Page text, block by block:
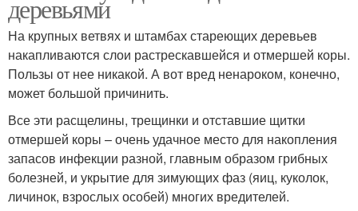
деревьями
На крупных ветвях и штамбах стареющих деревьев
накапливаются слои растрескавшейся и отмершей коры.
Пользы от нее никакой. А вот вред ненароком, конечно,
может большой причинить.
Все эти расщелины, трещинки и отставшие щитки
отмершей коры – очень удачное место для накопления
запасов инфекции разной, главным образом грибных
болезней, и укрытие для зимующих фаз (яиц, куколок,
личинок, взрослых особей) многих вредителей.